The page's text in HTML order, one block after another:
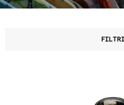
Servizi